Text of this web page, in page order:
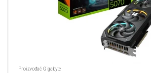
Proizvođač Gigabyte